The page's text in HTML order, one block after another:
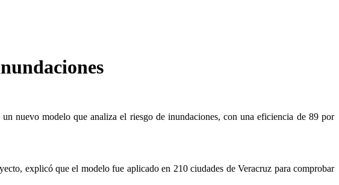
nuevo modelo que analiza el riesgo de inundaciones, con una eficiencia de 89 por
explicó que el modelo fue aplicado en 210 ciudades de Veracruz para comprobar